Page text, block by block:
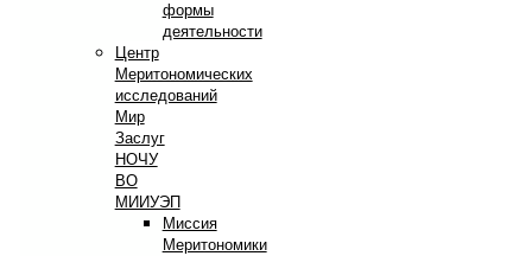
формы
деятельности
Центр
Меритономических
исследований
Мир
Заслуг
НОЧУ
ВО
МИИУЭП
Миссия
Меритономики